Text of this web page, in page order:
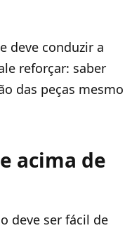
deve conduzir a
reforçar: saber
das peças mesmo
acima de
deve ser fácil de